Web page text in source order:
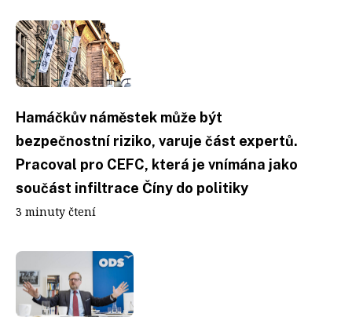
Hamáčkův náměstek může být
bezpečnostní riziko, varuje část expertů.
Pracoval pro CEFC, která je vnímána jako
součást infiltrace Číny do politiky
3 minuty čtení